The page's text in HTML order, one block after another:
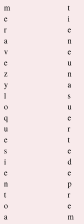
m
e
r
a
v
e
z
y
l
o
q
u
e
s
i
e
n
t
o
a
t
i
e
n
e
u
n
a
s
u
e
r
t
e
d
e
p
r
e
m